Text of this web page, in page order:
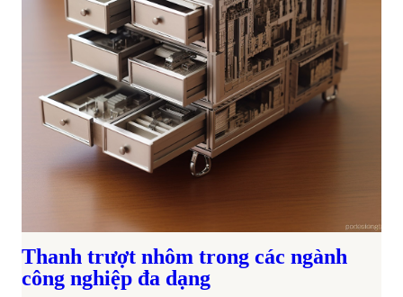
Thanh trượt nhôm trong các ngành
công nghiệp đa dạng